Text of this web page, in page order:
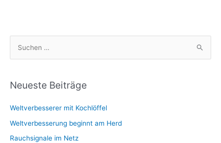
h
n
n
a
Neueste Beiträge
Weltverbesserer mit Kochlöffel
Weltverbesserung beginnt am Herd
Rauchsignale im Netz